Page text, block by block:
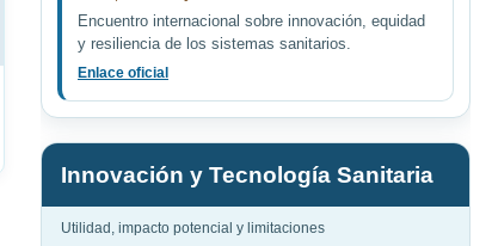
Encuentro internacional sobre innovación, equidad
y resiliencia de los sistemas sanitarios.
Enlace oficial
Innovación y Tecnología Sanitaria
Utilidad, impacto potencial y limitaciones